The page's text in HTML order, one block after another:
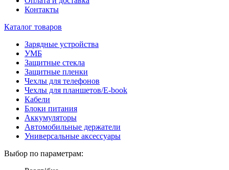
Контакты
Каталог товаров
Зарядные устройства
УМБ
Защитные стекла
Защитные пленки
Чехлы для телефонов
Чехлы для планшетов/E-book
Кабели
Блоки питания
Аккумуляторы
Автомобильные держатели
Универсальные аксессуары
Выбор по параметрам: